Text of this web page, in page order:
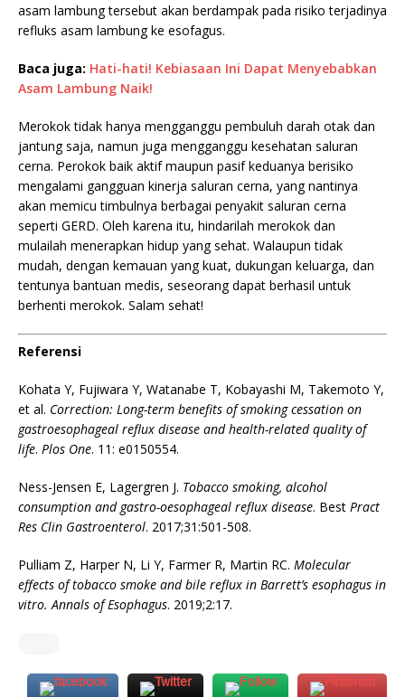
asam lambung tersebut akan berdampak pada risiko terjadinya
refluks asam lambung ke esofagus.
Baca juga: Hati-hati! Kebiasaan Ini Dapat Menyebabkan
Asam Lambung Naik!
Merokok tidak hanya mengganggu pembuluh darah otak dan
jantung saja, namun juga mengganggu kesehatan saluran
cerna. Perokok baik aktif maupun pasif keduanya berisiko
mengalami gangguan kinerja saluran cerna, yang nantinya
akan memicu timbulnya berbagai penyakit saluran cerna
seperti GERD. Oleh karena itu, hindarilah merokok dan
mulailah menerapkan hidup yang sehat. Walaupun tidak
mudah, dengan kemauan yang kuat, dukungan keluarga, dan
tentunya bantuan medis, seseorang dapat berhasil untuk
berhenti merokok. Salam sehat!
Referensi
Kohata Y, Fujiwara Y, Watanabe T, Kobayashi M, Takemoto Y,
et al. Correction: Long-term benefits of smoking cessation on
gastroesophageal reflux disease and health-related quality of
life. Plos One. 11: e0150554.
Ness-Jensen E, Lagergren J. Tobacco smoking, alcohol
consumption and gastro-oesophageal reflux disease. Best Pract
Res Clin Gastroenterol. 2017;31:501-508.
Pulliam Z, Harper N, Li Y, Farmer R, Martin RC. Molecular
effects of tobacco smoke and bile reflux in Barrett’s esophagus in
vitro. Annals of Esophagus. 2019;2:17.